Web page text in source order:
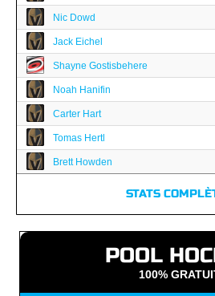
Nic Dowd
Jack Eichel
Shayne Gostisbehere
Noah Hanifin
Carter Hart
Tomas Hertl
Brett Howden
STATS
POOL
100%